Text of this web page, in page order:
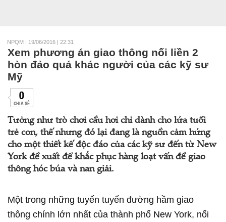
NPQM | 19/06/2016 | 22:31
Xem phương án giao thông nối liền 2
hòn đảo quá khác người của các kỹ sư
Mỹ
0
CHIA SẺ
Tưởng như trò chơi cầu hơi chỉ dành cho lứa tuổi
trẻ con, thế nhưng đó lại đang là nguồn cảm hứng
cho một thiết kế độc đáo của các kỹ sư đến từ New
York đề xuất để khắc phục hàng loạt vấn đề giao
thông hóc búa và nan giải.
Một trong những tuyến tuyến đường hầm giao
thông chính lớn nhất của thành phố New York, nối